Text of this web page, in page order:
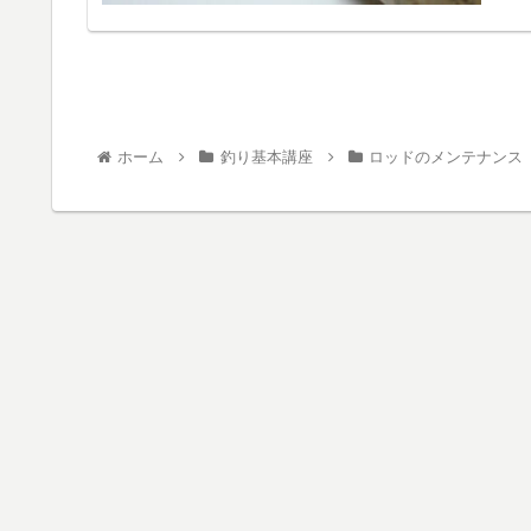
ホーム 釣り基本講座 ロッドのメンテナンス